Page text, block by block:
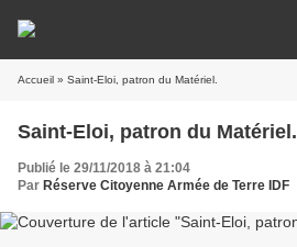
Accueil » Saint-Eloi, patron du Matériel.
Saint-Eloi, patron du Matériel.
Publié le 29/11/2018 à 21:04
Par Réserve Citoyenne Armée de Terre IDF